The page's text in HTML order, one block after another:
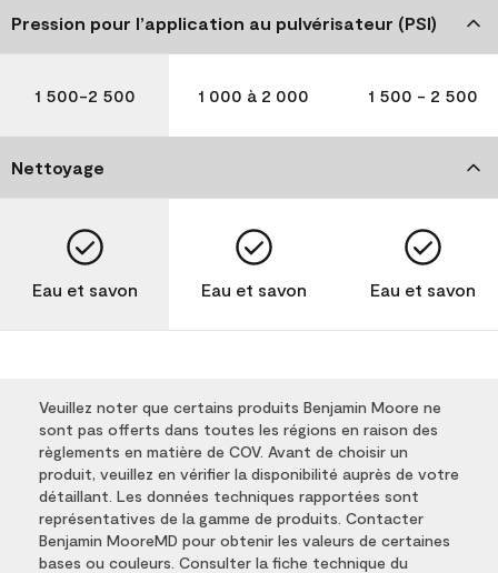
Pression pour l’application au pulvérisateur (PSI)
1 500-2 500 1 000 à 2 000 1 500 - 2 500
Nettoyage
Eau et savon Eau et savon Eau et savon
Veuillez noter que certains produits Benjamin Moore ne
sont pas offerts dans toutes les régions en raison des
règlements en matière de COV. Avant de choisir un
produit, veuillez en vérifier la disponibilité auprès de votre
détaillant. Les données techniques rapportées sont
représentatives de la gamme de produits. Contacter
Benjamin MooreMD pour obtenir les valeurs de certaines
bases ou couleurs. Consulter la fiche technique du